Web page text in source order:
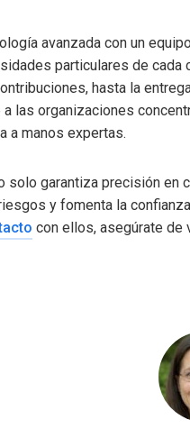
avanzada con un
particulares de
hasta la
las organizaciones
a manos expertas.
solo garantiza precisión en
y fomenta la
con ellos, asegúrate de